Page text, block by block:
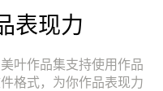
表现力
叶作品集支持使用作品
格式，为你作品表现力